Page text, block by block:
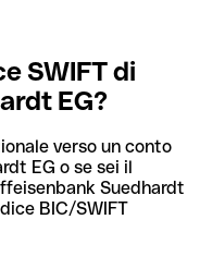
SWIFT di
EG?
verso un conto
EG o se sei il
Suedhardt
BIC/SWIFT